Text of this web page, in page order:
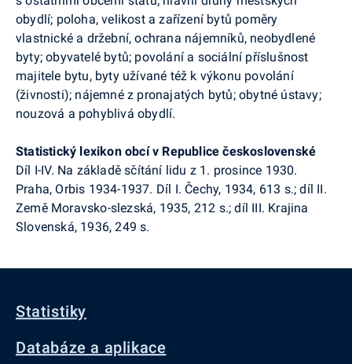
obydlí; poloha, velikost a zařízení bytů poměry
vlastnické a držební, ochrana nájemníků, neobydlené
byty; obyvatelé bytů; povolání a sociální příslušnost
majitele bytu, byty užívané též k výkonu povolání
(živnosti); nájemné z pronajatých bytů; obytné ústavy;
nouzová a pohyblivá obydlí.
Statistický lexikon obcí v Republice československé
Díl I-IV. Na základě sčítání lidu z 1. prosince 1930.
Praha, Orbis 1934-1937. Díl I. Čechy, 1934, 613 s.; díl II.
Země Moravsko-slezská, 1935, 212 s.; díl III. Krajina
Slovenská, 1936, 249 s.
Statistiky
Databáze a aplikace